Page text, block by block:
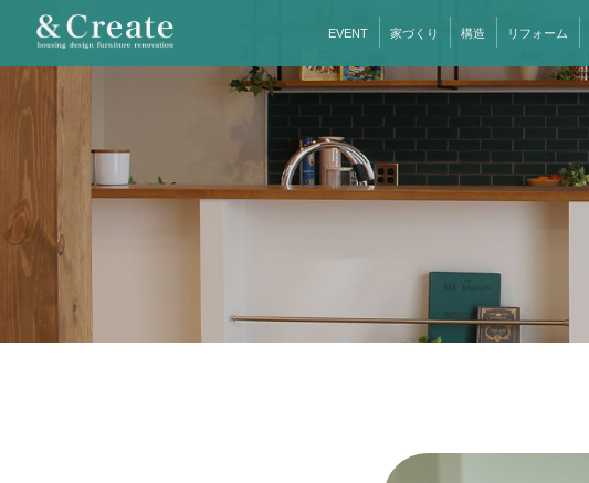
EVENT 家づくり 構造 リフォーム